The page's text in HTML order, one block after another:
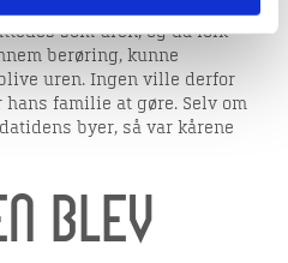
som uren, og da folk
berøring, kunne
uren. Ingen ville derfor
familie at gøre. Selv om
byer, så var kårene
blev